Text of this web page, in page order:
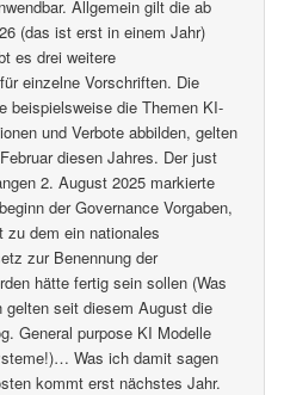
Allgemein gilt die ab
(das ist erst in einem Jahr)
es drei weitere
einzelne Vorschriften. Die
beispielsweise die Themen KI-
und Verbote abbilden, gelten
diesen Jahres. Der just
2. August 2025 markierte
der Governance Vorgaben,
zu dem ein nationales
zur Benennung der
hätte fertig sein sollen (Was
seit diesem August die
General purpose KI Modelle
Was ich damit sagen
kommt erst nächstes Jahr.